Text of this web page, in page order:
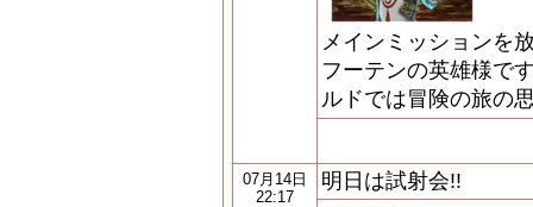
メインミッションを
フーテンの英雄様で
ルドでは冒険の旅の
07月14日
22:17
明日は試射会!!